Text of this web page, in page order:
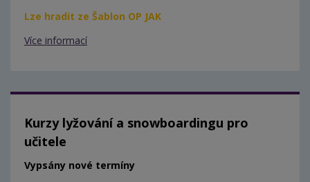
Lze hradit ze Šablon OP JAK
Více informací
Kurzy lyžování a snowboardingu pro
učitele
Vypsány nové termíny